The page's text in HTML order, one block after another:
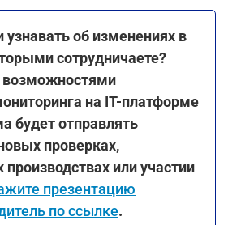
об изменениях в
сотрудничаете?
возможностями
на ІТ-платформе
будет отправлять
проверках,
или участии
презентацию
по ссылке.